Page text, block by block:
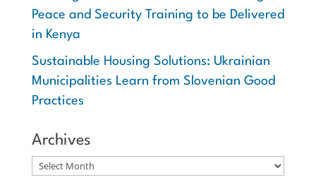
Peace and Security Training to be Delivered
in Kenya
Sustainable Housing Solutions: Ukrainian
Municipalities Learn from Slovenian Good
Practices
Archives
Archives